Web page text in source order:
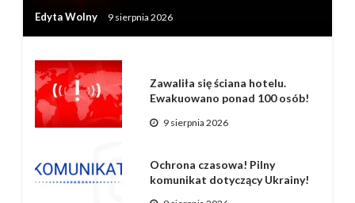
Edyta Wolny 9 sierpnia 2026
Zawaliła się ściana hotelu.
Ewakuowano ponad 100 osób!
9 sierpnia 2026
Ochrona czasowa! Pilny
komunikat dotyczący Ukrainy!